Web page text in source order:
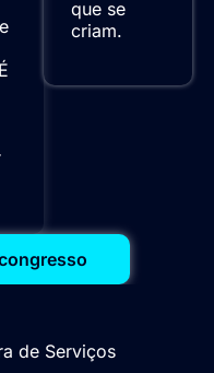
que se
criam.
de Serviços